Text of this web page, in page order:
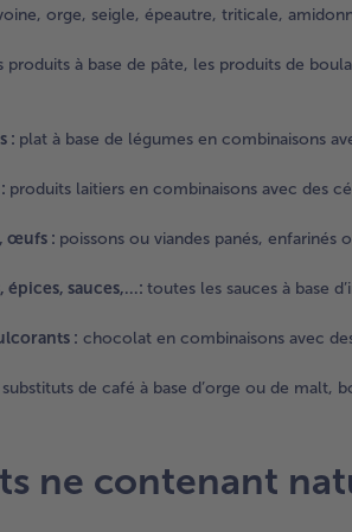
orge, seigle, épeautre, triticale,
produits à base de pâte, les produits de
: plat à base de légumes en combinaisons
produits laitiers en combinaisons avec des
œufs : poissons ou viandes panés,
épices, sauces,…: toutes les sauces à base
: chocolat en combinaisons avec
de café à base d’orge ou de malt,
ne contenant